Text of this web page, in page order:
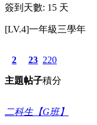
簽到天數: 15 天
[LV.4]一年級三學年
2
主題
23
帖子
220
積分
二科生【G班】